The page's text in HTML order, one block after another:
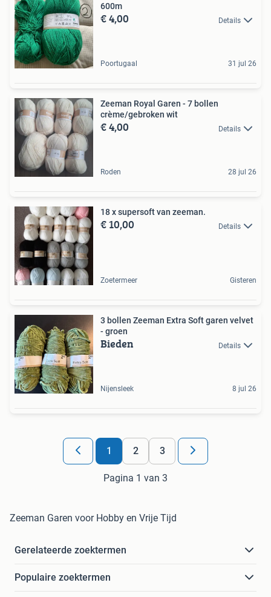
600m
€ 4,00 Details
Poortugaal 31 jul 26
Zeeman Royal Garen - 7 bollen
crème/gebroken wit
€ 4,00 Details
Roden 28 jul 26
18 x supersoft van zeeman.
€ 10,00 Details
Zoetermeer Gisteren
3 bollen Zeeman Extra Soft garen velvet
- groen
Bieden Details
Nijensleek 8 jul 26
1 2 3
Pagina 1 van 3
Zeeman Garen voor Hobby en Vrije Tijd
Gerelateerde zoektermen
Populaire zoektermen